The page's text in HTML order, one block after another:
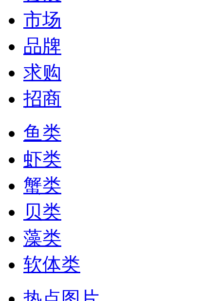
市场
品牌
求购
招商
鱼类
虾类
蟹类
贝类
藻类
软体类